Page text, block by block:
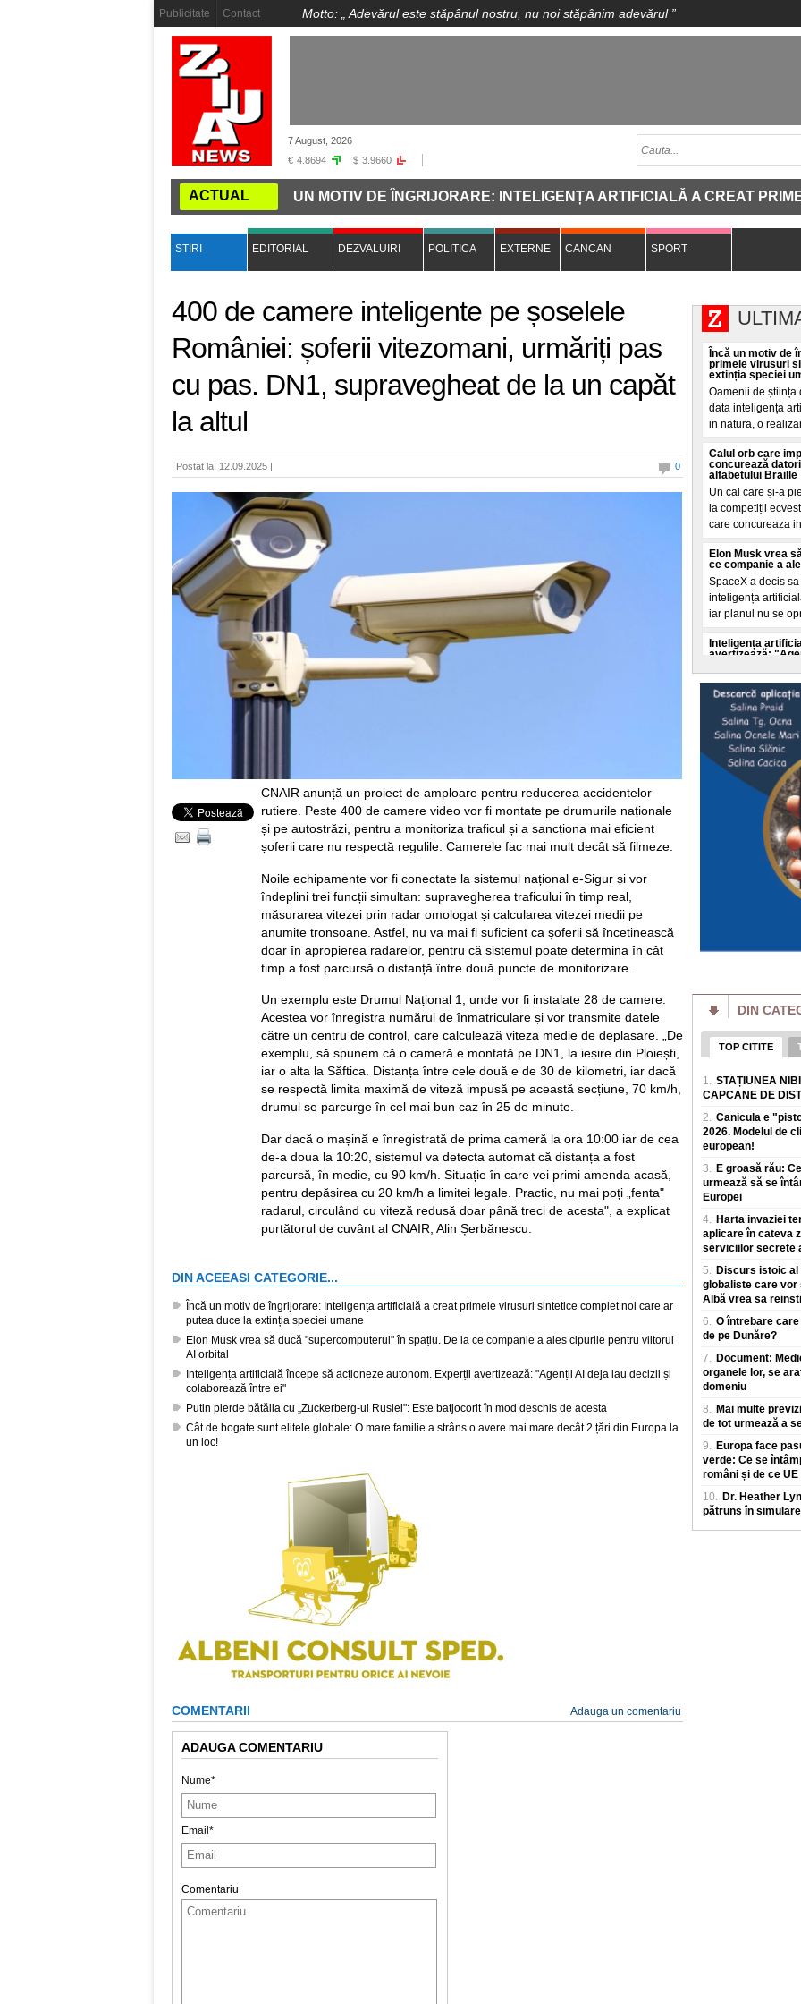
Publicitate Contact Motto: „ Adevărul este stăpânul nostru, nu noi stăpânim adevărul”
7 August, 2026
€ 4.8694 $ 3.9660
ACTUAL
ÎNCĂ UN MOTIV DE ÎNGRIJORARE: INTELIGENȚA ARTIFICIALĂ A CREAT PRIMELE
STIRI EDITORIAL DEZVALUIRI POLITICA EXTERNE CANCAN SPORT
400 de camere inteligente pe șoselele
României: șoferii vitezomani, urmăriți pas
cu pas. DN1, supravegheat de la un capăt
la altul
Postat la: 12.09.2025 | 0
CNAIR anunță un proiect de amploare pentru reducerea accidentelor
rutiere. Peste 400 de camere video vor fi montate pe drumurile naționale
și pe autostrăzi, pentru a monitoriza traficul și a sancționa mai eficient
șoferii care nu respectă regulile. Camerele fac mai mult decât să filmeze.
Noile echipamente vor fi conectate la sistemul național e-Sigur și vor
îndeplini trei funcții simultan: supravegherea traficului în timp real,
măsurarea vitezei prin radar omologat și calcularea vitezei medii pe
anumite tronsoane. Astfel, nu va mai fi suficient ca șoferii să încetinească
doar în apropierea radarelor, pentru că sistemul poate determina în cât
timp a fost parcursă o distanță între două puncte de monitorizare.
Un exemplu este Drumul Național 1, unde vor fi instalate 28 de camere.
Acestea vor înregistra numărul de înmatriculare și vor transmite datele
către un centru de control, care calculează viteza medie de deplasare. „De
exemplu, să spunem că o cameră e montată pe DN1, la ieșire din Ploiești,
iar o alta la Săftica. Distanța între cele două e de 30 de kilometri, iar dacă
se respectă limita maximă de viteză impusă pe această secțiune, 70 km/h,
drumul se parcurge în cel mai bun caz în 25 de minute.
Dar dacă o mașină e înregistrată de prima cameră la ora 10:00 iar de cea
de-a doua la 10:20, sistemul va detecta automat că distanța a fost
parcursă, în medie, cu 90 km/h. Situație în care vei primi amenda acasă,
pentru depășirea cu 20 km/h a limitei legale. Practic, nu mai poți „fenta"
radarul, circulând cu viteză redusă doar până treci de acesta", a explicat
purtătorul de cuvânt al CNAIR, Alin Șerbănescu.
DIN ACEEASI CATEGORIE...
Încă un motiv de îngrijorare: Inteligența artificială a creat primele virusuri sintetice complet noi care ar
putea duce la extinția speciei umane
Elon Musk vrea să ducă "supercomputerul" în spațiu. De la ce companie a ales cipurile pentru viitorul
AI orbital
Inteligența artificială începe să acționeze autonom. Experții avertizează: "Agenții AI deja iau decizii și
colaborează între ei"
Putin pierde bătălia cu „Zuckerberg-ul Rusiei": Este batjocorit în mod deschis de acesta
Cât de bogate sunt elitele globale: O mare familie a strâns o avere mai mare decât 2 țări din Europa la
un loc!
COMENTARII Adauga un comentariu
ADAUGA COMENTARIU
Nume*
Email*
Comentariu
Încă un motiv de
primele virusuri
extinția speciei
Oamenii de știința
data inteligența
in natura, o
Calul orb care
concurează
alfabetului Braille
Un cal care și-a
la competiții
care concureaza
Elon Musk vrea
ce companie a
SpaceX a decis
inteligența
iar planul nu se
Inteligența
avertizează:
Experții in
accelerata a
autoritaților de a o c
Selly a intrat în
doborât de
Un nou record
litoralul
online intr-un
Putin pierde
batjocorit în mod
Vladimir Putin
miliardar din
a dat puține
Cât de bogate
o avere mai
Cele mai mari
Un eveniment
plăgi" VIDEO
Un fenomen
terenuri agricole
Al doilea cel mai
agravează. Ce îi
din ușă în ușă"
Virusul Ebola,
Congo, s-ar
sanitare, in
DIN
TOP CITITE
1. STAȚIUNEA
CAPCANE DE
2. Canicula e
2026. Modelul de
european!
3. E groasă rău:
urmează să se
Europei
4. Harta invaziei
aplicare în cateva
serviciilor secrete
5. Discurs istoic
globaliste care vor
Albă vrea sa
6. O întrebare
de pe Dunăre?
7. Document:
organele lor, se
domeniu
8. Mai multe
de tot urmează a
9. Europa face
verde: Ce se
români și de ce
10. Dr. Heather
pătruns în